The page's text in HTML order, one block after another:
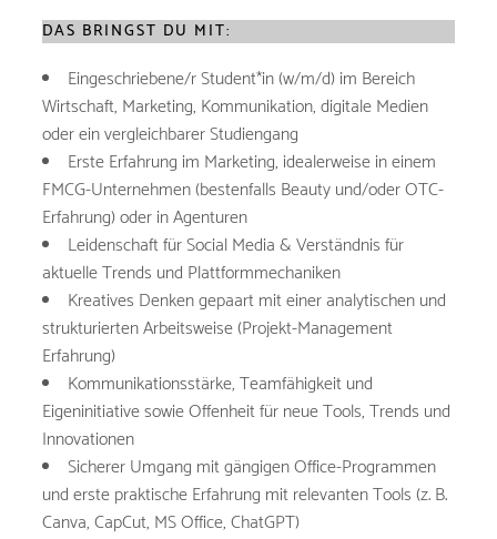
DAS BRINGST DU MIT:
Eingeschriebene/r Student*in (w/m/d) im Bereich
Wirtschaft, Marketing, Kommunikation, digitale Medien
oder ein vergleichbarer Studiengang
Erste Erfahrung im Marketing, idealerweise in einem
FMCG-Unternehmen (bestenfalls Beauty und/oder OTC-
Erfahrung) oder in Agenturen
Leidenschaft für Social Media & Verständnis für
aktuelle Trends und Plattformmechaniken
Kreatives Denken gepaart mit einer analytischen und
strukturierten Arbeitsweise (Projekt-Management
Erfahrung)
Kommunikationsstärke, Teamfähigkeit und
Eigeninitiative sowie Offenheit für neue Tools, Trends und
Innovationen
Sicherer Umgang mit gängigen Office-Programmen
und erste praktische Erfahrung mit relevanten Tools (z. B.
Canva, CapCut, MS Office, ChatGPT)